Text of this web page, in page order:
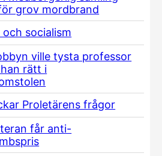
grov mordbrand
socialism
ville tysta professor
rätt i
Proletärens frågor
får anti-